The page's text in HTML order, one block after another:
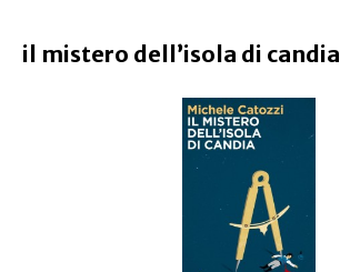
il mistero dell’isola di candia